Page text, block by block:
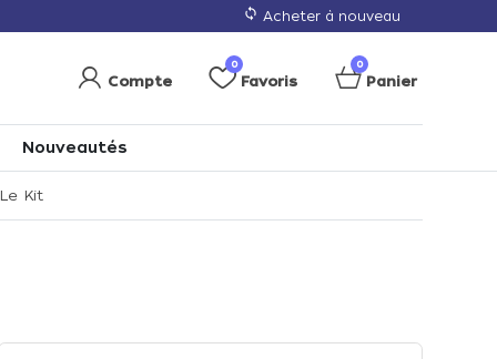
loop Acheter à nouveau
Compte
0
Favoris
0
Panier
Nouveautés
Kit